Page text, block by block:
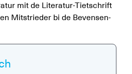
mit de Literatur-Tietschrift
Mitstrieder bi de Bevensen-